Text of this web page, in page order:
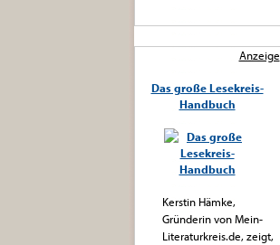
Anzeige
Das große Lesekreis-
Handbuch
Kerstin Hämke,
Gründerin von Mein-
Literaturkreis.de, zeigt,